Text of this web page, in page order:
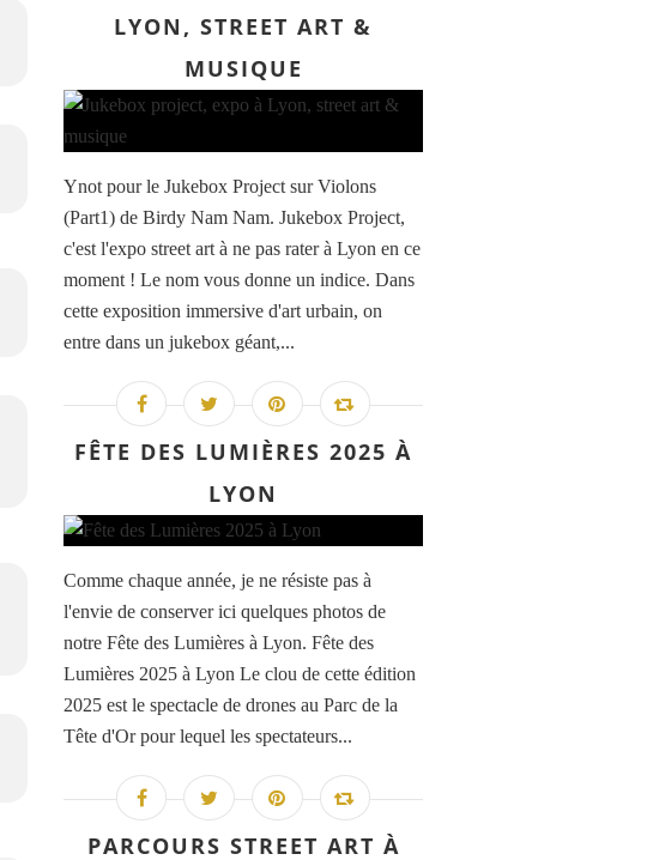
LYON, STREET ART &
MUSIQUE
Ynot pour le Jukebox Project sur Violons
(Part1) de Birdy Nam Nam. Jukebox Project,
c'est l'expo street art à ne pas rater à Lyon en ce
moment ! Le nom vous donne un indice. Dans
cette exposition immersive d'art urbain, on
entre dans un jukebox géant,...
FÊTE DES LUMIÈRES 2025 À
LYON
Comme chaque année, je ne résiste pas à
l'envie de conserver ici quelques photos de
notre Fête des Lumières à Lyon. Fête des
Lumières 2025 à Lyon Le clou de cette édition
2025 est le spectacle de drones au Parc de la
Tête d'Or pour lequel les spectateurs...
PARCOURS STREET ART À